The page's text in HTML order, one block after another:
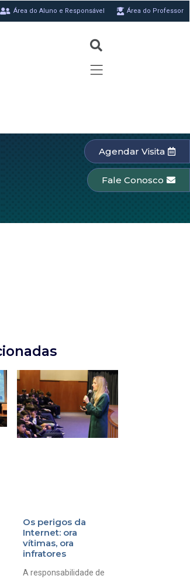
Área do Aluno e Responsável Área do Professor
Agendar Visita
Fale Conosco
Os perigos da
Internet: ora
vítimas, ora
infratores
A responsabilidade de